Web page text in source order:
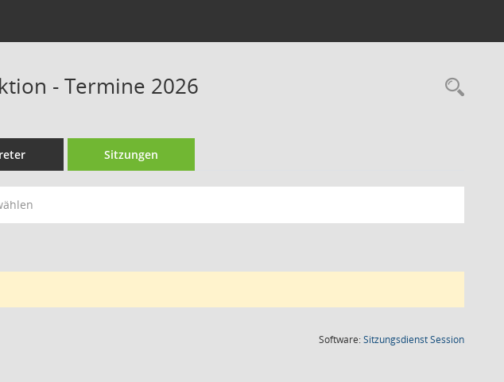
- Termine 2026
Sitzungen
Software:SitzungsdienstSession(Wird in